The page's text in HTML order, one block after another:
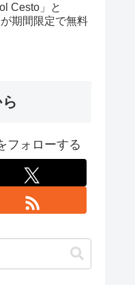
Cesto」と
が期間限定で無料
フォローする